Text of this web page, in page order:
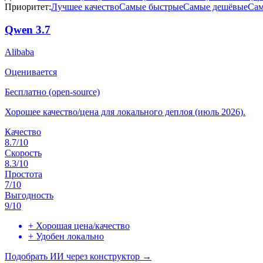
Приоритет:Лучшее качествоСамые быстрыеСамые дешёвые
Qwen 3.7
Alibaba
Оценивается
Бесплатно (open-source)
Хорошее качество/цена для локального деплоя (июль 2026).
Качество
8.7/10
Скорость
8.3/10
Простота
7/10
Выгодность
9/10
+ Хорошая цена/качество
+ Удобен локально
Подобрать ИИ через конструктор →